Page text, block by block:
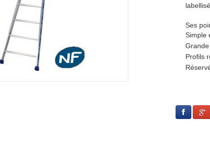
:
grâce à sa base évasée.
avec échelons 30 x 30 mm.
les professionnels qui on une utilisation intensive
Ses
Simple
Profils